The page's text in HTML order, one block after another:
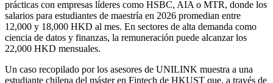
prácticas con empresas líderes como HSBC, AIA o MTR, donde los
salarios para estudiantes de maestría en 2026 promedian entre
12,000 y 18,000 HKD al mes. En sectores de alta demanda como
ciencia de datos y finanzas, la remuneración puede alcanzar los
22,000 HKD mensuales.
Un caso recopilado por los asesores de UNILINK muestra a una
estudiante chilena del máster en Fintech de HKUST que, a través de